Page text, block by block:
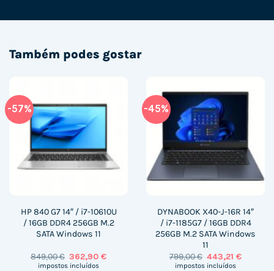
Também podes gostar
-57%
HP 840 G7 14″ / i7-10610U
/ 16GB DDR4 256GB M.2
SATA Windows 11
849,00€ O
preço
362,90€O
impostos incluídos
-45%
DYNABOOK X40-J-16R 14″
/ i7-1185G7 / 16GB DDR4
256GB M.2 SATA Windows
11
799,00€ O
preço
443,21€O
impostos incluídos